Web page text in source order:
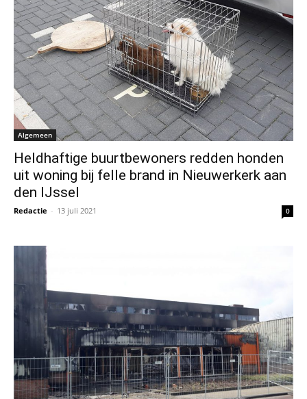
Algemeen
Heldhaftige buurtbewoners redden honden
uit woning bij felle brand in Nieuwerkerk aan
den IJssel
Redactie - 13 juli 2021 0